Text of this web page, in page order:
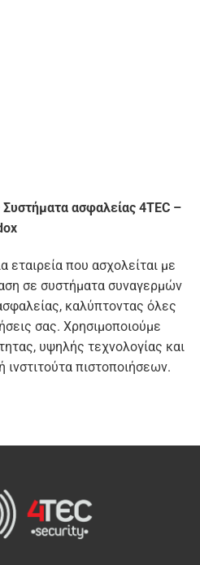
ασφαλείας 4TEC –
εταιρεία που ασχολείται με
σε συστήματα συναγερμών
καλύπτοντας όλες
σας. Χρησιμοποιούμε
υψηλής τεχνολογίας και
πιστοποιήσεων.